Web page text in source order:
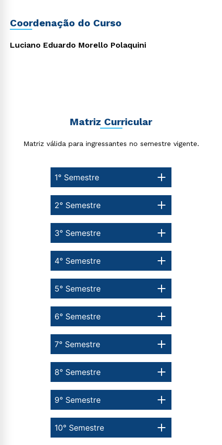
Coordenação do Curso
Luciano Eduardo Morello Polaquini
Matriz Curricular
Matriz válida para ingressantes no semestre vigente.
1° Semestre
10° Semestre
9° Semestre
8° Semestre
7° Semestre
6° Semestre
5° Semestre
4° Semestre
3° Semestre
2° Semestre
Estou de acordo com a Política de Privacidade.
autorizo que meus dados sejam utilizados para o